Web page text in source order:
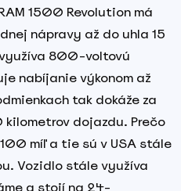
1500 Revolution má
nápravy až do uhla 15
800-voltovú
nabíjanie výkonom až
tak dokáže za
dojazdu. Prečo
míľ a tie sú v USA stále
Vozidlo stále využíva
a stojí na 24-